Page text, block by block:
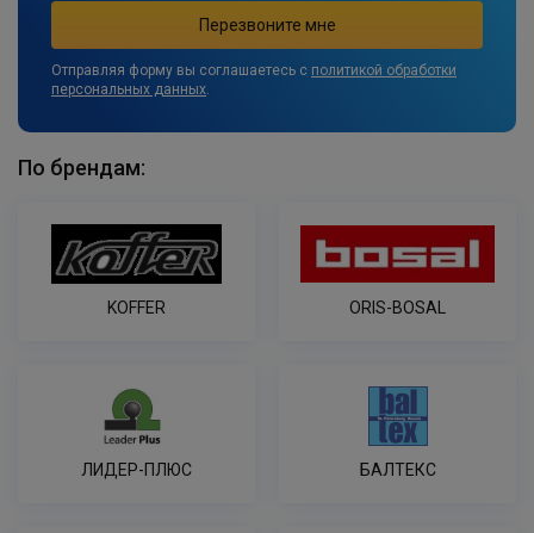
Отправляя форму вы соглашаетесь с политикой обработки
персональных данных.
По брендам:
KOFFER ORIS-BOSAL
ЛИДЕР-ПЛЮС БАЛТЕКС